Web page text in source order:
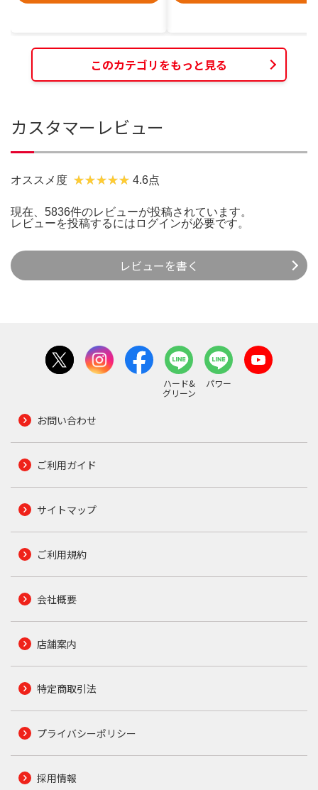
このカテゴリをもっと見る
カスタマーレビュー
オススメ度 4.6点
現在、5836件のレビューが投稿されています。
レビューを投稿するには ログインが必要です。
レビューを書く
ハード&
グリーン
パワー
お問い合わせ
ご利用ガイド
サイトマップ
ご利用規約
会社概要
店舗案内
特定商取引法
プライバシーポリシー
採用情報